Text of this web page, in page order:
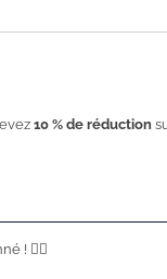
10 % de réduction
! 🕵️‍♂️